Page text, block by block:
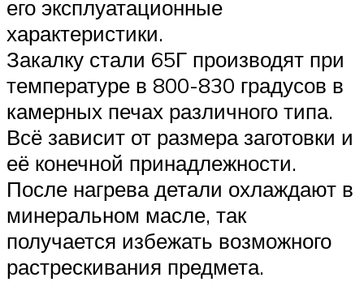
его эксплуатационные
характеристики.
Закалку стали 65Г производят при
температуре в 800-830 градусов в
камерных печах различного типа.
Всё зависит от размера заготовки и
её конечной принадлежности.
После нагрева детали охлаждают в
минеральном масле, так
получается избежать возможного
растрескивания предмета.